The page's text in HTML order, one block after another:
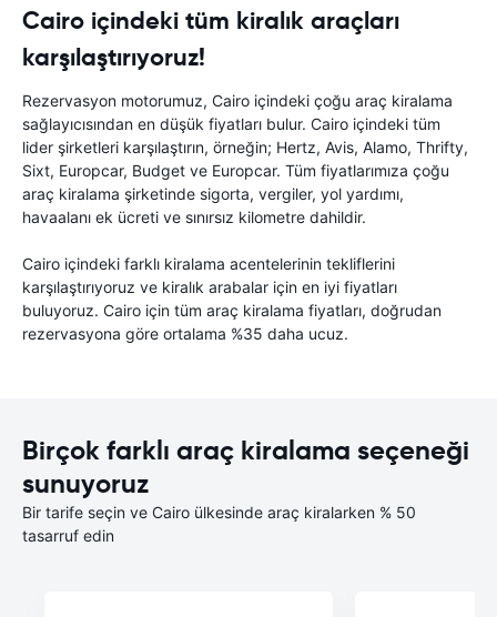
Cairo içindeki tüm kiralık araçları
karşılaştırıyoruz!
Rezervasyon motorumuz, Cairo içindeki çoğu araç kiralama
sağlayıcısından en düşük fiyatları bulur. Cairo içindeki tüm
lider şirketleri karşılaştırın, örneğin; Hertz, Avis, Alamo, Thrifty,
Sixt, Europcar, Budget ve Europcar. Tüm fiyatlarımıza çoğu
araç kiralama şirketinde sigorta, vergiler, yol yardımı,
havaalanı ek ücreti ve sınırsız kilometre dahildir.
Cairo içindeki farklı kiralama acentelerinin tekliflerini
karşılaştırıyoruz ve kiralık arabalar için en iyi fiyatları
buluyoruz. Cairo için tüm araç kiralama fiyatları, doğrudan
rezervasyona göre ortalama %35 daha ucuz.
Birçok farklı araç kiralama seçeneği
sunuyoruz
Bir tarife seçin ve Cairo ülkesinde araç kiralarken % 50
tasarruf edin